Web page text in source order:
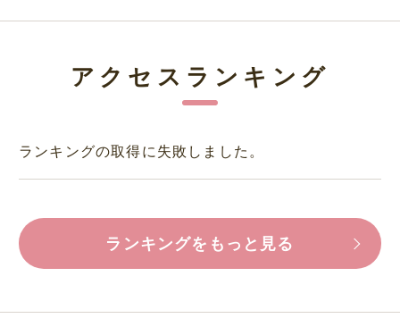
アクセスランキング
ランキングの取得に失敗しました。
ランキングをもっと見る